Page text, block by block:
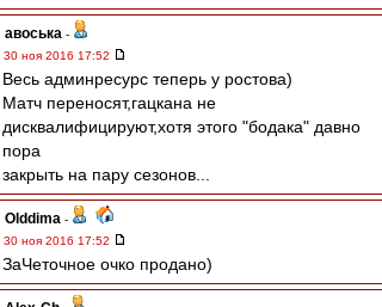
авоська -
30 ноя 2016 17:52
Весь админресурс теперь у ростова)
Матч переносят,гацкана не
дисквалифицируют,хотя этого "бодака" давно
пора
закрыть на пару сезонов...
Olddima -
30 ноя 2016 17:52
ЗаЧеточное очко продано)